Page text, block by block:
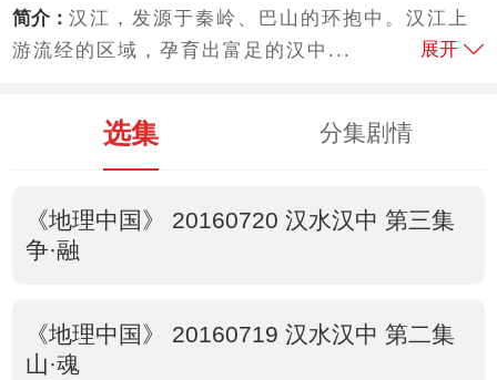
简介：汉江，发源于秦岭、巴山的环抱中。汉江上
游流经的区域，孕育出富足的汉中...
展开
选集 分集剧情
《地理中国》 20160720 汉水汉中 第三集
争·融
《地理中国》 20160719 汉水汉中 第二集
山·魂